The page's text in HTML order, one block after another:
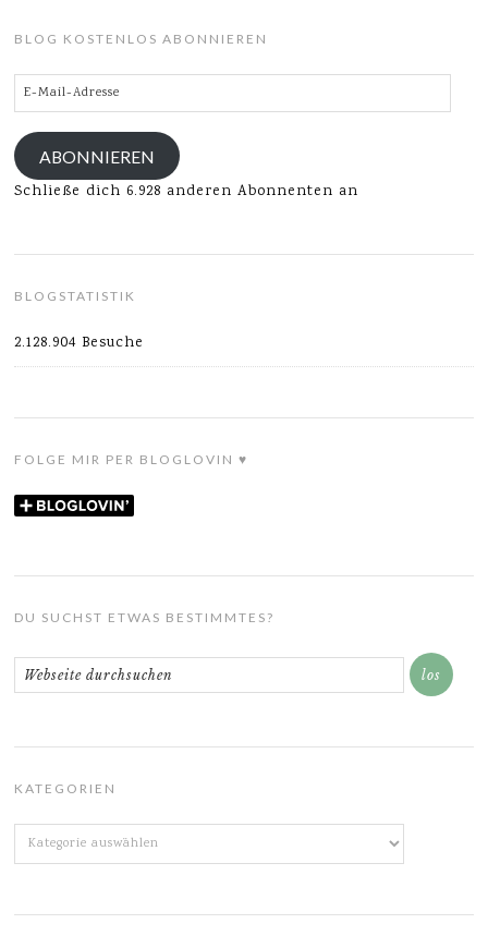
BLOG KOSTENLOS ABONNIEREN
E-
Mail-
Adresse
ABONNIEREN
Schließe dich 6.928 anderen Abonnenten an
BLOGSTATISTIK
2.128.904 Besuche
FOLGE MIR PER BLOGLOVIN ♥
DU SUCHST ETWAS BESTIMMTES?
KATEGORIEN
Kategorien